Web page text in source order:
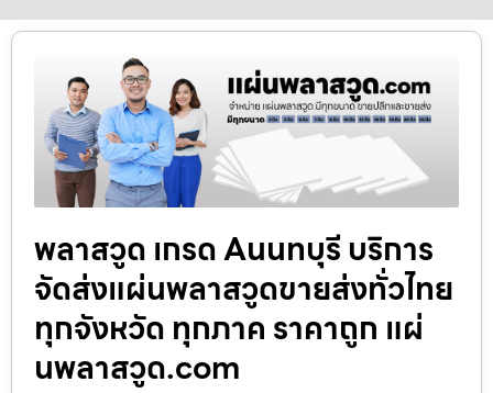
พลาสวูด เกรด Aนนทบุรี บริการ
จัดส่งแผ่นพลาสวูดขายส่งทั่วไทย
ทุกจังหวัด ทุกภาค ราคาถูก แผ่
นพลาสวูด.com